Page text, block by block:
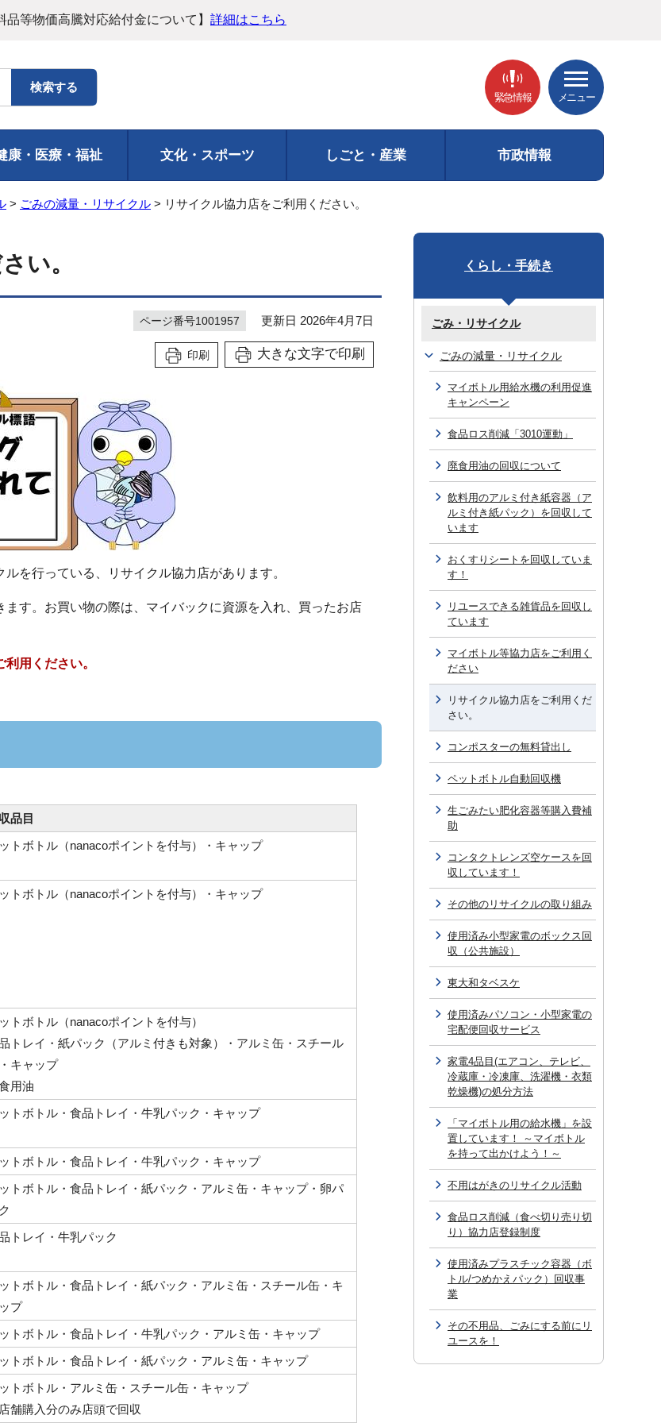
品等物価高騰対応給付金について】 詳細はこちら
緊急情報 メニュー
康・医療・福祉 文化・スポーツ しごと・産業 市政情報
> ごみの減量・リサイクル > リサイクル協力店をご利用ください。
い。
ページ番号1001957 更新日 2026年4月7日
印刷 大きな文字で印刷
を行っている、リサイクル協力店があります。
す。お買い物の際は、マイバックに資源を入れ、買ったお店
用ください。
品目
トボトル（nanacoポイントを付与）・キャップ
トボトル（nanacoポイントを付与）・キャップ
トボトル（nanacoポイントを付与）
トレイ・紙パック（アルミ付きも対象）・アルミ缶・スチール
キャップ
用油
トボトル・食品トレイ・牛乳パック・キャップ
トボトル・食品トレイ・牛乳パック・キャップ
トボトル・食品トレイ・紙パック・アルミ缶・キャップ・卵パ
トレイ・牛乳パック
トボトル・食品トレイ・紙パック・アルミ缶・スチール缶・キ
プ
トボトル・食品トレイ・牛乳パック・アルミ缶・キャップ
トボトル・食品トレイ・紙パック・アルミ缶・キャップ
トボトル・アルミ缶・スチール缶・キャップ
舗購入分のみ店頭で回収
くらし・手続き
ごみ・リサイクル
ごみの減量・リサイクル
マイボトル用給水機の利用促進
キャンペーン
食品ロス削減「3010運動」
廃食用油の回収について
飲料用のアルミ付き紙容器（ア
ルミ付き紙パック）を回収して
います
おくすりシートを回収していま
す！
リユースできる雑貨品を回収し
ています
マイボトル等協力店をご利用く
ださい
リサイクル協力店をご利用くだ
さい。
コンポスターの無料貸出し
ペットボトル自動回収機
生ごみたい肥化容器等購入費補
助
コンタクトレンズ空ケースを回
収しています！
その他のリサイクルの取り組み
使用済み小型家電のボックス回
収（公共施設）
東大和タベスケ
使用済みパソコン・小型家電の
宅配便回収サービス
家電4品目(エアコン、テレビ、
冷蔵庫・冷凍庫、洗濯機・衣類
乾燥機)の処分方法
「マイボトル用の給水機」を設
置しています！ ～マイボトル
を持って出かけよう！～
不用はがきのリサイクル活動
食品ロス削減（食べ切り売り切
り）協力店登録制度
使用済みプラスチック容器（ボ
トル/つめかえパック）回収事
業
その不用品、ごみにする前にリ
ユースを！